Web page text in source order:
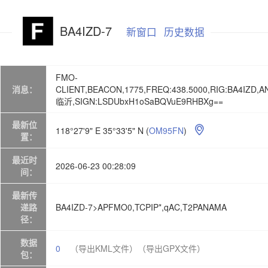
BA4IZD-7 新窗口 历史数据
消息：
FMO-
临沂,SIGN:LSDUbxH1oSaBQVuE9RHBXg==
最新位
置：
118°27'9" E 35°33'5" N (OM95FN) 
最近时
间：
2026-06-23 00:28:09
最新传
递路
径：
BA4IZD-7>APFMO0,TCPIP*,qAC,T2PANAMA
数据
包：
0 （导出KML文件） （导出GPX文件）